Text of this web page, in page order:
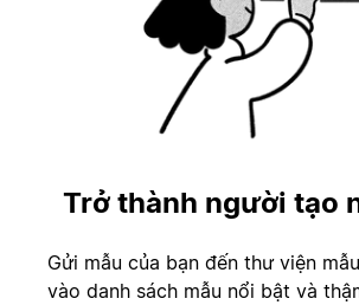
Trở thành người tạo
Gửi mẫu của bạn đến thư viện
vào danh sách mẫu nổi bật và